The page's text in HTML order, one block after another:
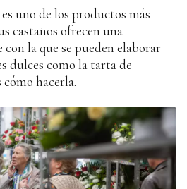
es uno de los productos más
castaños ofrecen una
la que se pueden elaborar
dulces como la tarta de
cómo hacerla.